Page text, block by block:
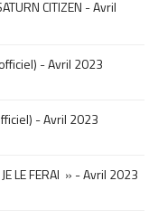
CITIZEN - Avril
- Avril 2023
- Avril 2023
LE FERAI » - Avril 2023